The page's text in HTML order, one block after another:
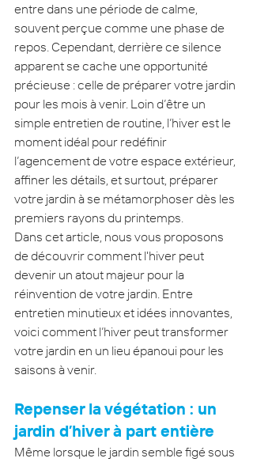
entre dans une période de calme,
souvent perçue comme une phase de
repos. Cependant, derrière ce silence
apparent se cache une opportunité
précieuse : celle de préparer votre jardin
pour les mois à venir. Loin d’être un
simple entretien de routine, l’hiver est le
moment idéal pour redéfinir
l’agencement de votre espace extérieur,
affiner les détails, et surtout, préparer
votre jardin à se métamorphoser dès les
premiers rayons du printemps.
Dans cet article, nous vous proposons
de découvrir comment l'hiver peut
devenir un atout majeur pour la
réinvention de votre jardin. Entre
entretien minutieux et idées innovantes,
voici comment l’hiver peut transformer
votre jardin en un lieu épanoui pour les
saisons à venir.
Repenser la végétation : un
jardin d’hiver à part entière
Même lorsque le jardin semble figé sous